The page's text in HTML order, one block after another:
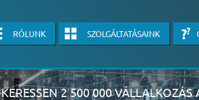
RÓLUNK SZOLGÁLTATÁSAINK
KERESSEN 2 500 000 VÁLLALKOZÁS